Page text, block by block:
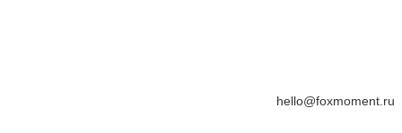
hello@foxmoment.ru